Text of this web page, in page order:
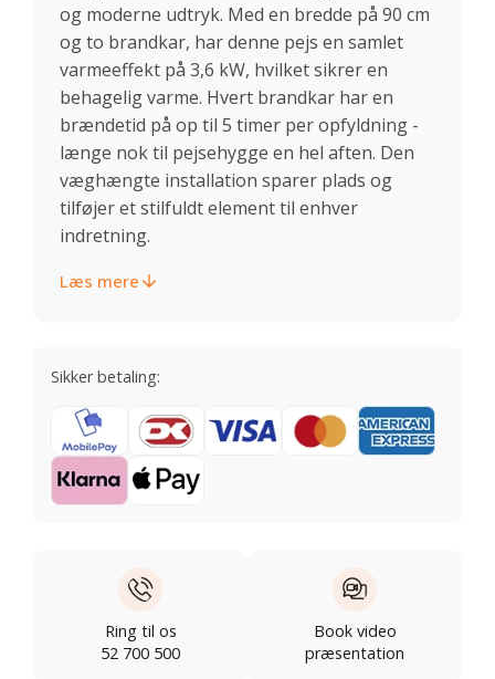
og moderne udtryk. Med en bredde på 90 cm
og to brandkar, har denne pejs en samlet
varmeeffekt på 3,6 kW, hvilket sikrer en
behagelig varme. Hvert brandkar har en
brændetid på op til 5 timer per opfyldning -
længe nok til pejsehygge en hel aften. Den
væghængte installation sparer plads og
tilføjer et stilfuldt element til enhver
indretning.
Læs mere
Sikker betaling:
Ring til os
52 700 500
Book video
præsentation